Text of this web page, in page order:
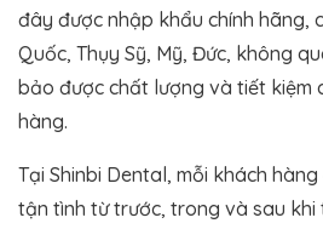
đây được nhập khẩu chính hãng,
Quốc, Thụy Sỹ, Mỹ, Đức, không
bảo được chất lượng và tiết kiệm
hàng.
Tại Shinbi Dental, mỗi khách
tận tình từ trước, trong và sau khi